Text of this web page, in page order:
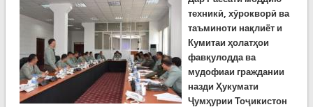
техникӣ, хӯрокворӣ ва
таъминоти нақлиёти
Кумитаи ҳолатҳои
фавқулодда ва
мудофиаи граждании
назди Ҳукумати
Ҷумҳурии Тоҷикистон